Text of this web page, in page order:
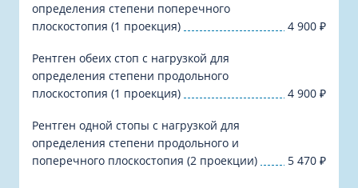
определения степени поперечного
плоскостопия (1 проекция)
4 900 ₽
Рентген обеих стоп с нагрузкой для
определения степени продольного
плоскостопия (1 проекция)
4 900 ₽
Рентген одной стопы с нагрузкой для
определения степени продольного и
поперечного плоскостопия (2 проекции)
5 470 ₽